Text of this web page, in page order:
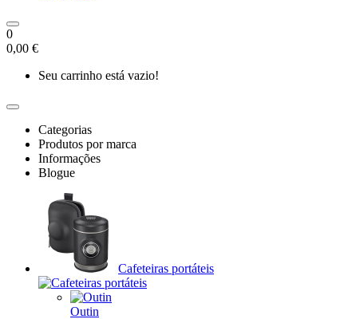
0
0,00 €
Seu carrinho está vazio!
Categorias
Produtos por marca
Informações
Blogue
Cafeteiras portáteis
Outin